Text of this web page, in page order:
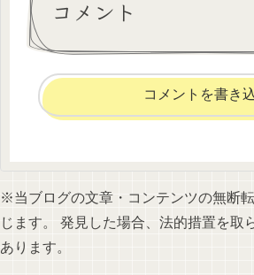
コメント
コメントを書き
※当ブログの文章・コンテンツの無断
じます。 発見した場合、法的措置を取
あります。